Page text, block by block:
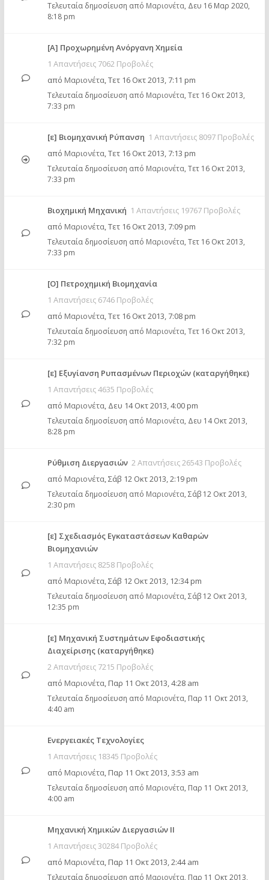
Τελευταία δημοσίευση από Μαριονέτα, Δευ 16 Μαρ 2020,
8:18 pm
[Α] Προχωρημένη Ανόργανη Χημεία
1 Απαντήσεις 7062 Προβολές
από Μαριονέτα,Τετ 16 Οκτ 2013, 7:11 pm
Τελευταία δημοσίευση από Μαριονέτα, Τετ 16 Οκτ 2013,
7:33 pm
[ε] Βιομηχανική Ρύπανση 1 Απαντήσεις 8097 Προβολές
από Μαριονέτα,Τετ 16 Οκτ 2013, 7:13 pm
Τελευταία δημοσίευση από Μαριονέτα, Τετ 16 Οκτ 2013,
7:33 pm
Βιοχημική Μηχανική 1 Απαντήσεις 19767 Προβολές
από Μαριονέτα,Τετ 16 Οκτ 2013, 7:09 pm
Τελευταία δημοσίευση από Μαριονέτα, Τετ 16 Οκτ 2013,
7:33 pm
[Ο] Πετροχημική Βιομηχανία
1 Απαντήσεις 6746 Προβολές
από Μαριονέτα,Τετ 16 Οκτ 2013, 7:08 pm
Τελευταία δημοσίευση από Μαριονέτα, Τετ 16 Οκτ 2013,
7:32 pm
[ε] Εξυγίανση Ρυπασμένων Περιοχών (καταργήθηκε)
1 Απαντήσεις 4635 Προβολές
από Μαριονέτα, Δευ 14 Οκτ 2013, 4:00 pm
Τελευταία δημοσίευση από Μαριονέτα, Δευ 14 Οκτ 2013,
8:28 pm
Ρύθμιση Διεργασιών 2 Απαντήσεις 26543 Προβολές
από Μαριονέτα,Σάβ 12 Οκτ 2013, 2:19 pm
Τελευταία δημοσίευση από Μαριονέτα, Σάβ 12 Οκτ 2013,
2:30 pm
[ε] Σχεδιασμός Εγκαταστάσεων Καθαρών
Βιομηχανιών
1 Απαντήσεις 8258 Προβολές
από Μαριονέτα,Σάβ 12 Οκτ 2013, 12:34 pm
Τελευταία δημοσίευση από Μαριονέτα, Σάβ 12 Οκτ 2013,
12:35 pm
[ε] Μηχανική Συστημάτων Εφοδιαστικής
Διαχείρισης (καταργήθηκε)
2 Απαντήσεις 7215 Προβολές
από Μαριονέτα, Παρ 11 Οκτ 2013, 4:28 am
Τελευταία δημοσίευση από Μαριονέτα, Παρ 11 Οκτ 2013,
4:40 am
Ενεργειακές Τεχνολογίες
1 Απαντήσεις 18345 Προβολές
από Μαριονέτα, Παρ 11 Οκτ 2013, 3:53 am
Τελευταία δημοσίευση από Μαριονέτα, Παρ 11 Οκτ 2013,
4:00 am
Μηχανική Χημικών Διεργασιών ΙΙ
1 Απαντήσεις 30284 Προβολές
από Μαριονέτα, Παρ 11 Οκτ 2013, 2:44 am
Τελευταία δημοσίευση από Μαριονέτα, Παρ 11 Οκτ 2013,